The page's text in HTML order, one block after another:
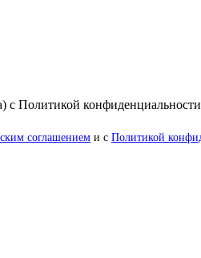
с Политикой
соглашением и с Политикой